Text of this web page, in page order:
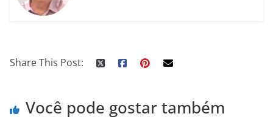
Share This Post:
Você pode gostar também